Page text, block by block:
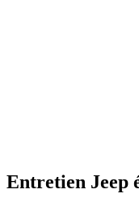
Entretien Jeep